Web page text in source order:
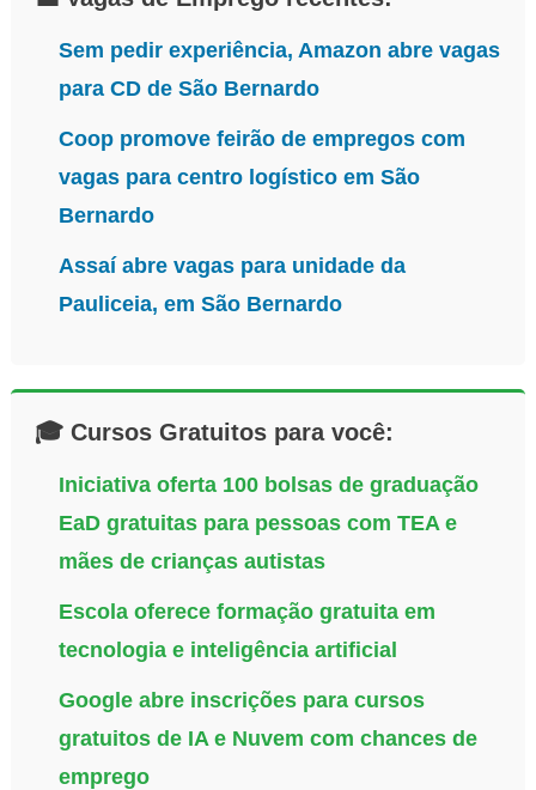
Sem pedir experiência, Amazon abre vagas
para CD de São Bernardo
Coop promove feirão de empregos com
vagas para centro logístico em São
Bernardo
Assaí abre vagas para unidade da
Pauliceia, em São Bernardo
🎓 Cursos Gratuitos para você:
Iniciativa oferta 100 bolsas de graduação
EaD gratuitas para pessoas com TEA e
mães de crianças autistas
Escola oferece formação gratuita em
tecnologia e inteligência artificial
Google abre inscrições para cursos
gratuitos de IA e Nuvem com chances de
emprego